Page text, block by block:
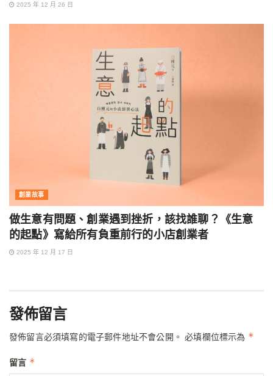
2025 年 12 月 26 日
創業故事
做生意有問題、創業遇到挫折，該找誰聊？《生意
的起點》寫給所有負重前行的小店創業者
2025 年 12 月 17 日
發佈留言
發佈留言必須填寫的電子郵件地址不會公開。 必填欄位標示為 *
留言 *